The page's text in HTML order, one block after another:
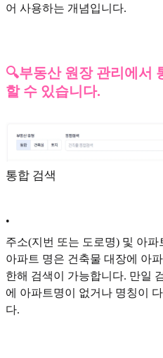
어 사용하는 개념입니다.
🔍부동산 원장 관리에서
할 수 있습니다.
통합 검색
•
주소(지번 또는 도로명) 및 아
아파트 명은 건축물 대장에 아
한해 검색이 가능합니다. 만일
에 아파트명이 없거나 명칭이
다.